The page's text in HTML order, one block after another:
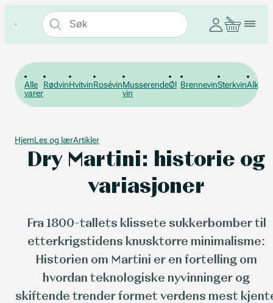
Alle
varer
RødvinHvitvinRosévinMusserende
vin
Øl BrennevinSterkvin
HjemLes og lærArtikler
Dry Martini: historie og
variasjoner
Fra 1800-tallets klissete sukkerbomber til
etterkrigstidens knusktørre minimalisme:
Historien om Martini er en fortelling om
hvordan teknologiske nyvinninger og
skiftende trender formet verdens mest